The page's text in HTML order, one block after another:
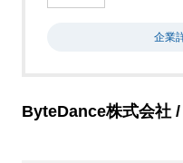
企業
ByteDance株式会社